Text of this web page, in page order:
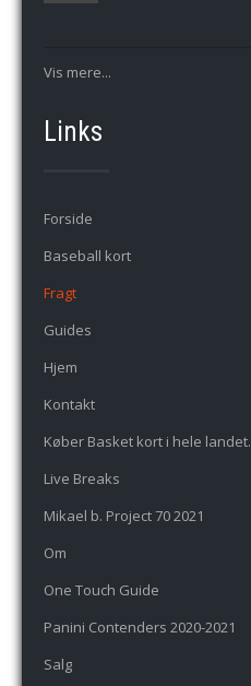
Vis mere...
Links
Forside
Baseball kort
Fragt
Guides
Hjem
Kontakt
Køber Basket kort i hele landet.
Live Breaks
Mikael b. Project 70 2021
Om
One Touch Guide
Panini Contenders 2020-2021
Salg